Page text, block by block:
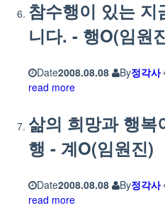
참수행이 있는 지
니다. - 행O(임원
Date2008.08.08 By정각사
read more
삶의 희망과 행복
행 - 계O(임원진)
Date2008.08.08 By정각사
read more